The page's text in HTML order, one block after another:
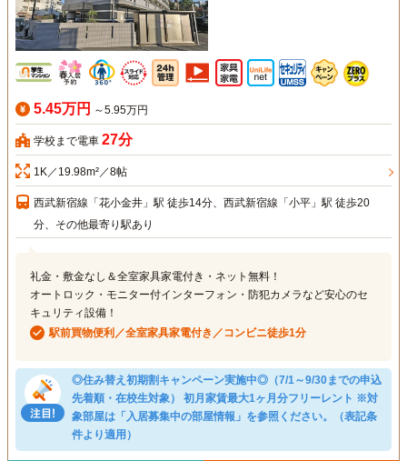
5.45万円 ～5.95万円
学校まで電車 27分
1K／19.98m²／8帖
西武新宿線「花小金井」駅 徒歩14分、西武新宿線「小平」駅 徒歩20
分、その他最寄り駅あり
礼金・敷金なし＆全室家具家電付き・ネット無料！
オートロック・モニター付インターフォン・防犯カメラなど安心のセ
キュリティ設備！
駅前買物便利／全室家具家電付き／コンビニ徒歩1分
◎住み替え初期割キャンペーン実施中◎（7/1～9/30までの申込
先着順・在校生対象） 初月家賃最大1ヶ月分フリーレント ※対
象部屋は「入居募集中の部屋情報」を参照ください。（表記条
件より適用）